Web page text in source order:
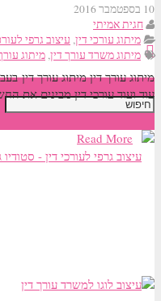
10 בספטמבר 2016
חגית אמיתי
מיתוג עורכי דין, עיצוב גרפי
מיתוג משרד עורך דין, מיתוג
מיתוג עורך דין מיתוג עורך
עוד ועוד עורכי דין מבינים את
Read More